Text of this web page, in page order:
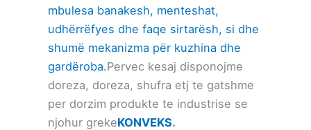
mbulesa banakesh, menteshat,
udhërrëfyes dhe faqe sirtarësh, si dhe
shumë mekanizma për kuzhina dhe
gardëroba.Pervec kesaj disponojme
doreza, doreza, shufra etj te gatshme
per dorzim produkte te industrise se
njohur grekeKONVEKS.